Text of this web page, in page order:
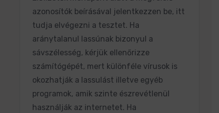
azonosítók beírásával jelentkezzen be, itt
tudja elvégezni a tesztet. Ha
aránytalanul lassúnak bizonyul a
sávszélesség, kérjük ellenőrizze
számítógépét, mert különféle vírusok is
okozhatják a lassulást illetve egyéb
programok, amik szinte észrevétlenül
használják az internetet. Ha